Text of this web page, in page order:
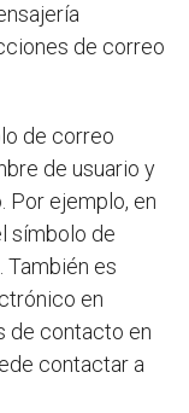
de correo
de correo
de usuario y
Por ejemplo, en
símbolo de
es
en
de contacto en
contactar a